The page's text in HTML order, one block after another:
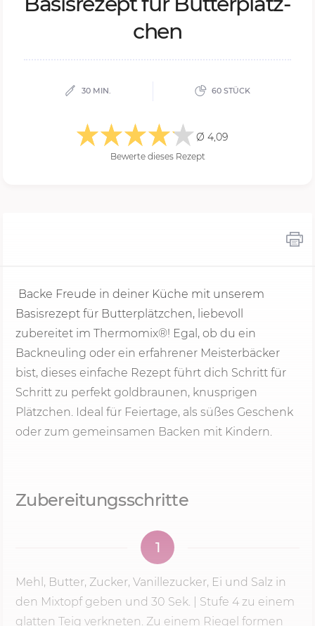
chen
30 MIN. 60 STÜCK
Ø 4,09
Bewerte dieses Rezept
Backe Freude in deiner Küche mit unserem
Basisrezept für Butterplätzchen, liebevoll
zubereitet im Thermomix®! Egal, ob du ein
Backneuling oder ein erfahrener Meisterbäcker
bist, dieses einfache Rezept führt dich Schritt für
Schritt zu perfekt goldbraunen, knusprigen
Plätzchen. Ideal für Feiertage, als süßes Geschenk
oder zum gemeinsamen Backen mit Kindern.
Zubereitungsschritte
1
Mehl, Butter, Zucker, Vanillezucker, Ei und Salz in
den Mixtopf geben und 30 Sek. Stufe 4 zu einem
glatten Teig verkneten. Zu einem Riegel formen